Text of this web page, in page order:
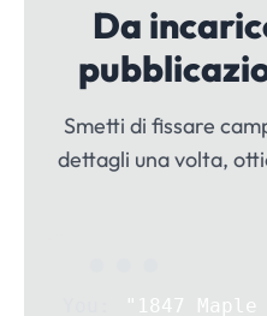
Da
Smetti di fissare
dettagli una volta,
"1847